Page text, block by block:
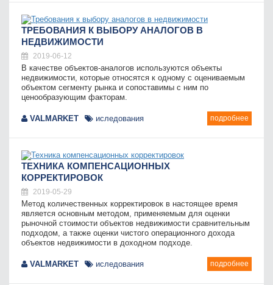
ТРЕБОВАНИЯ К ВЫБОРУ АНАЛОГОВ В
НЕДВИЖИМОСТИ
2019-06-12
B качестве объектов-аналогов используются объекты
недвижимости, которые относятся к одному с оцениваемым
объектом сегменту рынка и сопоставимы с ним по
ценообразующим факторам.
VALMARKET иследования подробнее
ТЕХНИКА КОМПЕНСАЦИОННЫХ
КОРРЕКТИРОВОК
2019-05-29
Метод количественных корректировок в настоящее время
является основным методом, применяемым для оценки
рыночной стоимости объектов недвижимости сравнительным
подходом, а также оценки чистого операционного дохода
объектов недвижимости в доходном подходе.
VALMARKET иследования подробнее